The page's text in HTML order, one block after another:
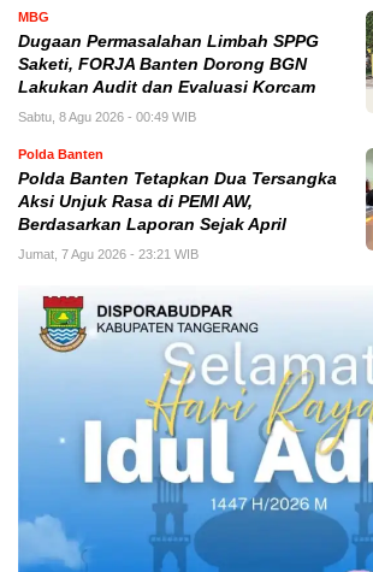
MBG
Dugaan Permasalahan Limbah SPPG
Saketi, FORJA Banten Dorong BGN
Lakukan Audit dan Evaluasi Korcam
Sabtu, 8 Agu 2026 - 00:49 WIB
Polda Banten
Polda Banten Tetapkan Dua Tersangka
Aksi Unjuk Rasa di PEMI AW,
Berdasarkan Laporan Sejak April
Jumat, 7 Agu 2026 - 23:21 WIB